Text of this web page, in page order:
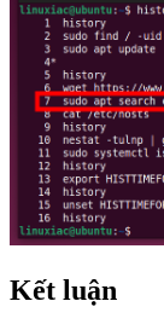
Kết luận